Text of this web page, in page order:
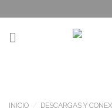
to
content
INICIO / DESCARGAS Y